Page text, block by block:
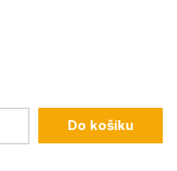
Do košíku